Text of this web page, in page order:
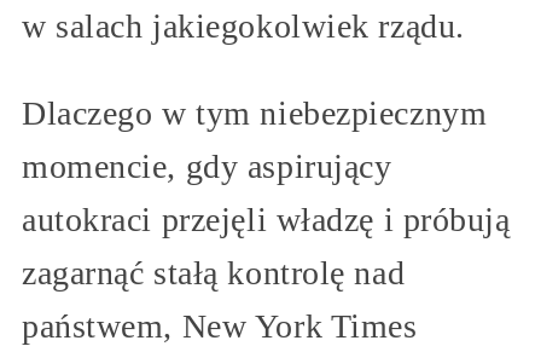
w salach jakiegokolwiek rządu.
Dlaczego w tym niebezpiecznym
momencie, gdy aspirujący
autokraci przejęli władzę i próbują
zagarnąć stałą kontrolę nad
państwem, New York Times